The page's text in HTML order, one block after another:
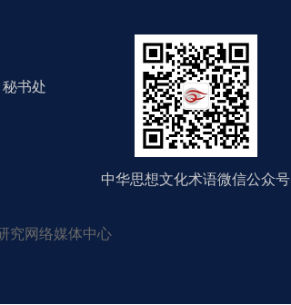
书处
中华思想文化术语微信公众号
究网络媒体中心